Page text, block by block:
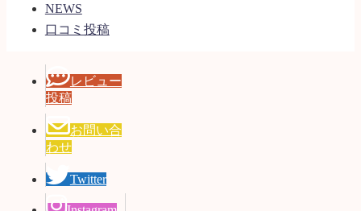
NEWS
口コミ投稿
レビュー
投稿
お問い合
わせ
Twitter